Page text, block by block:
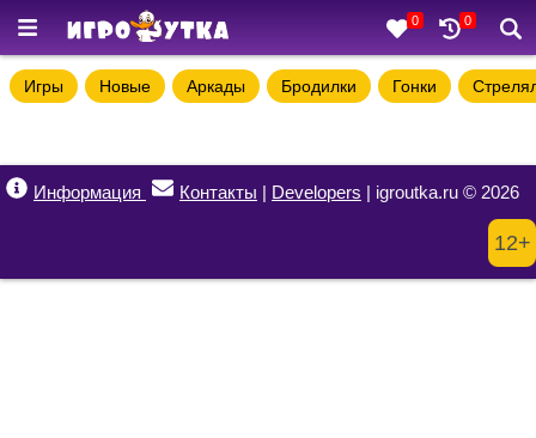
0 0
Игры Новые Аркады Бродилки Гонки
Информация Контакты | Developers | igroutka.ru © 2026
12+